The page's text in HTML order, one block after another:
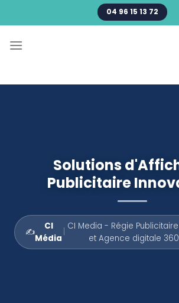
au
04 96 15 13 72
Solutions
Publicitaire
✍️
CI
Média
CI Media - Régie
et Agence digitale